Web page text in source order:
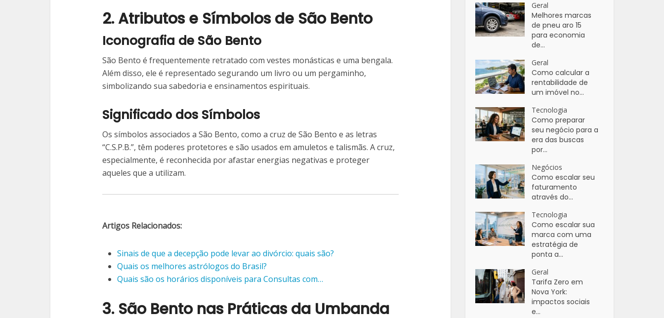
2. Atributos e Símbolos de São Bento
Iconografia de São Bento
São Bento é frequentemente retratado com vestes monásticas e uma bengala.
Além disso, ele é representado segurando um livro ou um pergaminho,
simbolizando sua sabedoria e ensinamentos espirituais.
Significado dos Símbolos
Os símbolos associados a São Bento, como a cruz de São Bento e as letras
“C.S.P.B.”, têm poderes protetores e são usados em amuletos e talismãs. A cruz,
especialmente, é reconhecida por afastar energias negativas e proteger
aqueles que a utilizam.
Artigos Relacionados:
Sinais de que a decepção pode levar ao divórcio: quais são?
Quais os melhores astrólogos do Brasil?
Quais são os horários disponíveis para Consultas com…
3. São Bento nas Práticas da Umbanda
Geral
Melhores marcas
de pneu aro 15
para economia
de...
Geral
Como calcular a
rentabilidade de
um imóvel no...
Tecnologia
Como preparar
seu negócio para a
era das buscas
por...
Negócios
Como escalar seu
faturamento
através do...
Tecnologia
Como escalar sua
marca com uma
estratégia de
ponta a...
Geral
Tarifa Zero em
Nova York:
impactos sociais
e...